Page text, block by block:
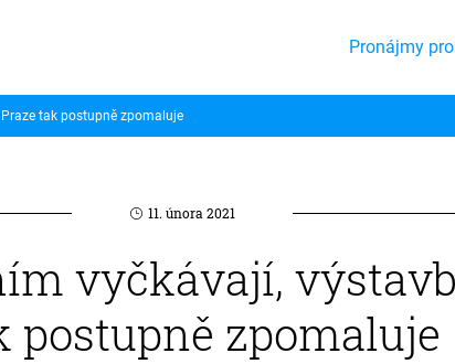
Pronájmy
tak postupně zpomaluje
11. února 2021
vyčkávají,
postupně zpomaluje